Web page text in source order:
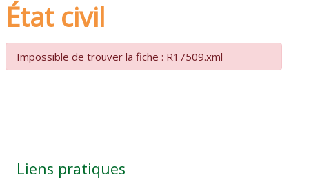
État civil
Impossible de trouver la fiche : R17509.xml
Liens pratiques